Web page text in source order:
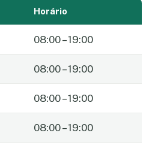
Horário
08:00 – 19:00
08:00 – 19:00
08:00 – 19:00
08:00 – 19:00